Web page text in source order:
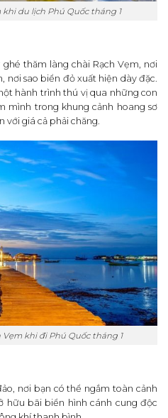
khi du lịch Phú Quốc tháng 1
thăm làng chài Rạch Vẹm, nơi
nơi sao biển đỏ xuất hiện dày đặc.
hành trình thú vị qua những con
mình trong khung cảnh hoang sơ
với giá cả phải chăng.
khi đi Phú Quốc tháng 1
nơi bạn có thể ngắm toàn cảnh
hữu bãi biển hình cánh cung độc